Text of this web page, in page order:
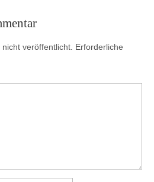
veröffentlicht. Erforderliche